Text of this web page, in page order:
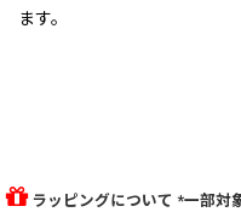
ます。
ラッピングについて *一部対